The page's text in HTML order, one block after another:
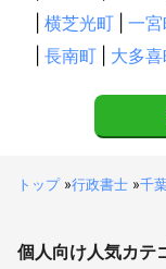
横芝光町 一
長南町 大多
トップ»行政書士 »千
個人向け人気カテ